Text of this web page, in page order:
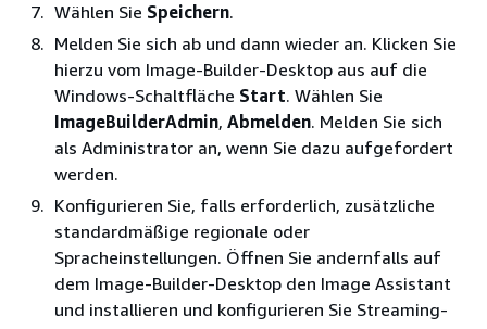
Wählen Sie Speichern.
Melden Sie sich ab und dann wieder an. Klicken Sie
hierzu vom Image-Builder-Desktop aus auf die
Windows-Schaltfläche Start. Wählen Sie
ImageBuilderAdmin, Abmelden. Melden Sie sich
als Administrator an, wenn Sie dazu aufgefordert
werden.
Konfigurieren Sie, falls erforderlich, zusätzliche
standardmäßige regionale oder
Spracheinstellungen. Öffnen Sie andernfalls auf
dem Image-Builder-Desktop den Image Assistant
und installieren und konfigurieren Sie Streaming-